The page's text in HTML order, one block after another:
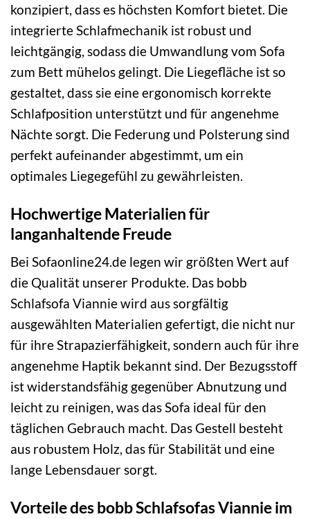
konzipiert, dass es höchsten Komfort bietet. Die
integrierte Schlafmechanik ist robust und
leichtgängig, sodass die Umwandlung vom Sofa
zum Bett mühelos gelingt. Die Liegefläche ist so
gestaltet, dass sie eine ergonomisch korrekte
Schlafposition unterstützt und für angenehme
Nächte sorgt. Die Federung und Polsterung sind
perfekt aufeinander abgestimmt, um ein
optimales Liegegefühl zu gewährleisten.
Hochwertige Materialien für
langanhaltende Freude
Bei Sofaonline24.de legen wir größten Wert auf
die Qualität unserer Produkte. Das bobb
Schlafsofa Viannie wird aus sorgfältig
ausgewählten Materialien gefertigt, die nicht nur
für ihre Strapazierfähigkeit, sondern auch für ihre
angenehme Haptik bekannt sind. Der Bezugsstoff
ist widerstandsfähig gegenüber Abnutzung und
leicht zu reinigen, was das Sofa ideal für den
täglichen Gebrauch macht. Das Gestell besteht
aus robustem Holz, das für Stabilität und eine
lange Lebensdauer sorgt.
Vorteile des bobb Schlafsofas Viannie im